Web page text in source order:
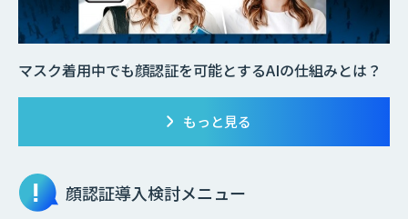
マスク着用中でも顔認証を可能とするAIの仕組みとは？
もっと見る
顔認証導入検討メニュー